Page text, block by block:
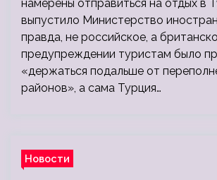
намерены отправиться на отдых в
выпустило Министерство
правда, не российское, а
предупреждении туристам было
«держаться подальше от
районов», а сама Турция…
Новости